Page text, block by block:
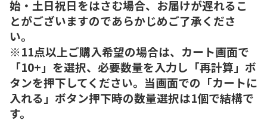
始・土日祝日をはさむ場合、お届けが遅れるこ
とがございますのであらかじめご了承くださ
い。
※11点以上ご購入希望の場合は、カート画面で
「10+」を選択、必要数量を入力し「再計算」ボ
タンを押下してください。当画面での「カートに
入れる」ボタン押下時の数量選択は1個で結構で
す。